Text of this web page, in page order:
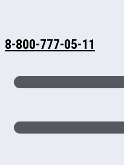
8-800-777-05-11